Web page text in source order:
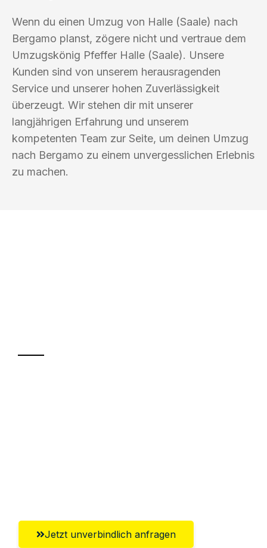
Wenn du einen Umzug von Halle (Saale) nach
Bergamo planst, zögere nicht und vertraue dem
Umzugskönig Pfeffer Halle (Saale). Unsere
Kunden sind von unserem herausragenden
Service und unserer hohen Zuverlässigkeit
überzeugt. Wir stehen dir mit unserer
langjährigen Erfahrung und unserem
kompetenten Team zur Seite, um deinen Umzug
nach Bergamo zu einem unvergesslichen Erlebnis
zu machen.
Jetzt unverbindlich anfragen